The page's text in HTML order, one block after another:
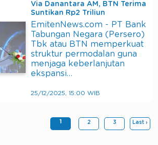
Via Danantara AM, BTN Terima
Suntikan Rp2 Triliun
EmitenNews.com - PT Bank
Tabungan Negara (Persero)
Tbk atau BTN memperkuat
struktur permodalan guna
menjaga keberlanjutan
ekspansi…
25/12/2025, 15:00 WIB
1 2 3 Last ›